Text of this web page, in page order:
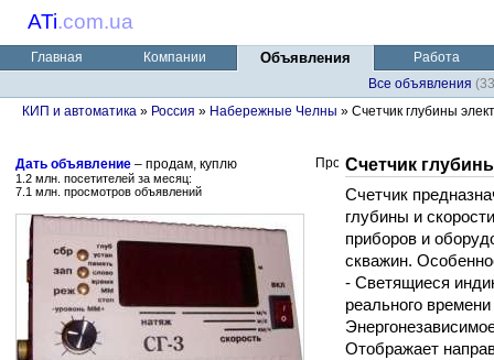
ATi.com.ua
Главная Компании Объявления
Работа
Все объявления
КИП и автоматика » Россия » Набережные Челны » Счетчик глубины
Дать объявление – продам, куплю
1.2 млн. посетителей за месяц:
7.1 млн. просмотров объявлений
Счетчик
Счетчик
глубины и
приборов и
скважин.
- Светящиеся
реального
Отображает